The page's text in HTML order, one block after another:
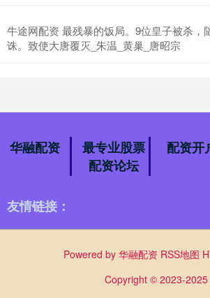
牛途网配资 最残暴的饭局。9位皇子被杀，
诛。致使大唐覆灭_朱温_黄巢_唐昭宗
华融配资
最专业股票
配资论坛
配资开
友情链接：
Powered by 华融配资 RSS地图
Copyright © 2023-2025